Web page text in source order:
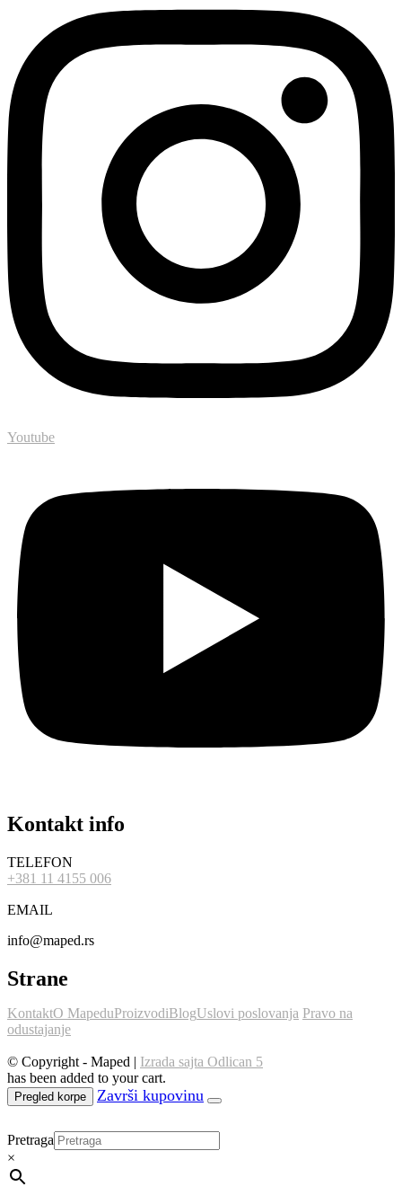
Youtube
Kontakt info
TELEFON
+381 11 4155 006
EMAIL
info@maped.rs
Strane
KontaktO MapeduProizvodiBlogUslovi poslovanja Pravo na
odustajanje
© Copyright - Maped | Izrada sajta Odlican 5
has been added to your cart.
Pregled korpe
Pretraga
×